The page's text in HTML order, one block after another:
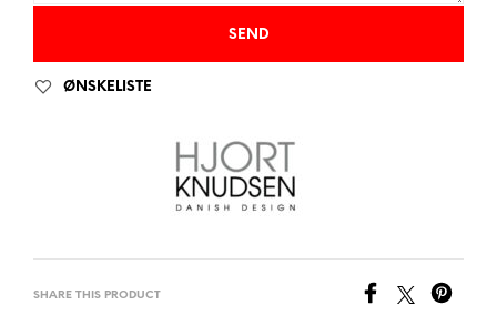
ØNSKELISTE
SHARE THIS PRODUCT